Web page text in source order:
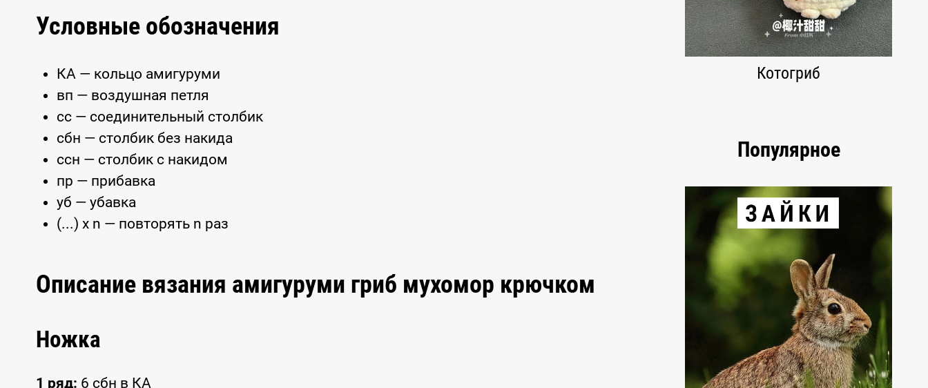
Условные обозначения
КА — кольцо амигуруми
вп — воздушная петля
сс — соединительный столбик
сбн — столбик без накида
ссн — столбик с накидом
пр — прибавка
уб — убавка
(...) x n — повторять n раз
Описание вязания амигуруми гриб мухомор крючком
Ножка
1 ряд: 6 сбн в КА
Котогриб
Популярное